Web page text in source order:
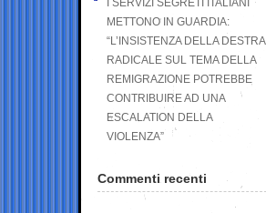
I SERVIZI SEGRETI ITALIANI
METTONO IN GUARDIA:
“L’INSISTENZA DELLA DESTRA
RADICALE SUL TEMA DELLA
REMIGRAZIONE POTREBBE
CONTRIBUIRE AD UNA
ESCALATION DELLA
VIOLENZA”
Commenti recenti